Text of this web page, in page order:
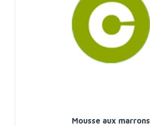
Mousse aux marrons